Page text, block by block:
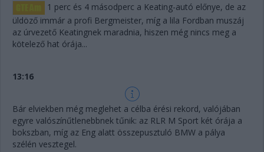
1 perc és 4 másodperc a Keating-autó előnye, de az
üldöző immár a profi Bergmeister, míg a lila Fordban muszáj
az úrvezető Keatingnek maradnia, hiszen még nincs meg a
kötelező hat órája...
13:16
Bár elviekben még meglehet a célba érési rekord, valójában
egyre valószínűtlenebbnek tűnik: az RLR M Sport két órája a
bokszban, míg az Eng alatt összepusztuló BMW a pálya
szélén vesztegel.